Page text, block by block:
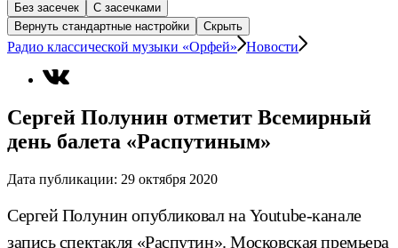
Без засечек
С засечками
Вернуть стандартные настройки
Скрыть
Радио классической музыки «Орфей» Новости
Сергей Полунин отметит Всемирный
день балета «Распутиным»
Дата публикации: 29 октября 2020
Сергей Полунин опубликовал на Youtube-канале
запись спектакля «Распутин». Московская премьера